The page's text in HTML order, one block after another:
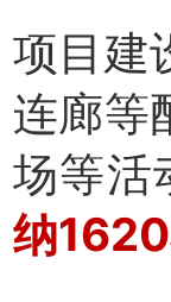
项目建
连廊等
场等活
纳